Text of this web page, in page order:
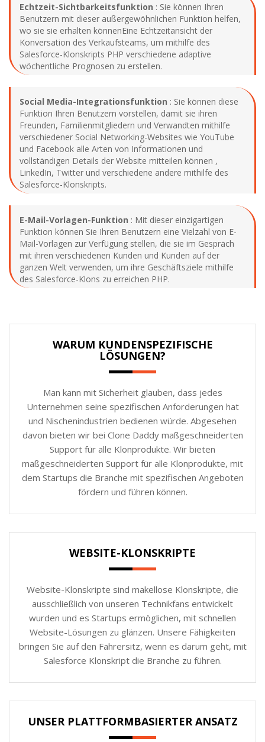
Echtzeit-Sichtbarkeitsfunktion : Sie können Ihren
Benutzern mit dieser außergewöhnlichen Funktion helfen,
wo sie sie erhalten könnenEine Echtzeitansicht der
Konversation des Verkaufsteams, um mithilfe des
Salesforce-Klonskripts PHP verschiedene adaptive
wöchentliche Prognosen zu erstellen.
Social Media-Integrationsfunktion : Sie können diese
Funktion Ihren Benutzern vorstellen, damit sie ihren
Freunden, Familienmitgliedern und Verwandten mithilfe
verschiedener Social Networking-Websites wie YouTube
und Facebook alle Arten von Informationen und
vollständigen Details der Website mitteilen können ,
LinkedIn, Twitter und verschiedene andere mithilfe des
Salesforce-Klonskripts.
E-Mail-Vorlagen-Funktion : Mit dieser einzigartigen
Funktion können Sie Ihren Benutzern eine Vielzahl von E-
Mail-Vorlagen zur Verfügung stellen, die sie im Gespräch
mit ihren verschiedenen Kunden und Kunden auf der
ganzen Welt verwenden, um ihre Geschäftsziele mithilfe
des Salesforce-Klons zu erreichen PHP.
WARUM KUNDENSPEZIFISCHE
LÖSUNGEN?
Man kann mit Sicherheit glauben, dass jedes
Unternehmen seine spezifischen Anforderungen hat
und Nischenindustrien bedienen würde. Abgesehen
davon bieten wir bei Clone Daddy maßgeschneiderten
Support für alle Klonprodukte. Wir bieten
maßgeschneiderten Support für alle Klonprodukte, mit
dem Startups die Branche mit spezifischen Angeboten
fördern und führen können.
WEBSITE-KLONSKRIPTE
Website-Klonskripte sind makellose Klonskripte, die
ausschließlich von unseren Technikfans entwickelt
wurden und es Startups ermöglichen, mit schnellen
Website-Lösungen zu glänzen. Unsere Fähigkeiten
bringen Sie auf den Fahrersitz, wenn es darum geht, mit
Salesforce Klonskript die Branche zu führen.
UNSER PLATTFORMBASIERTER ANSATZ